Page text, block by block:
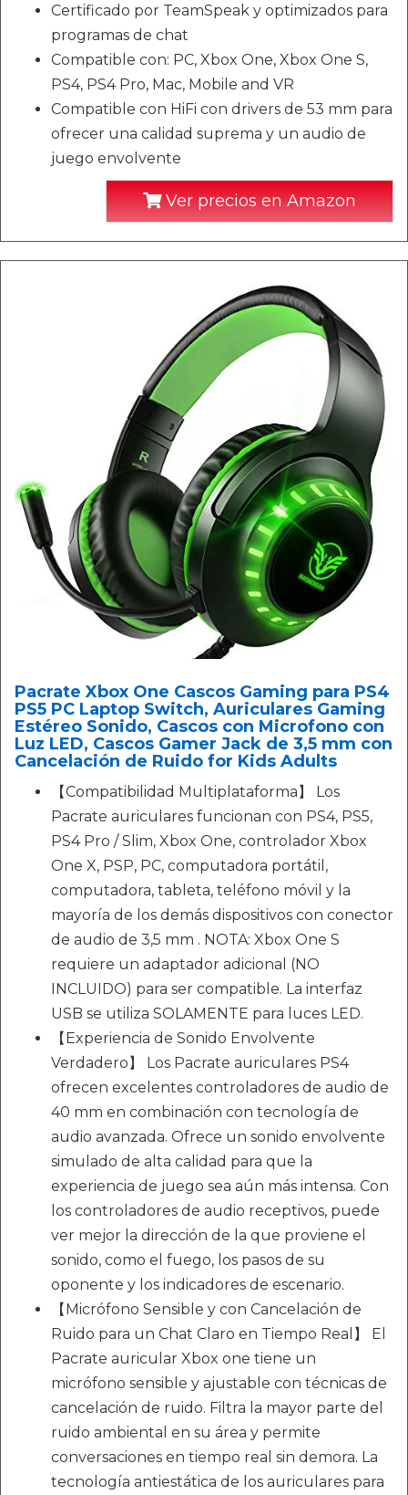
Certificado por TeamSpeak y optimizados para
programas de chat
Compatible con: PC, Xbox One, Xbox One S,
PS4, PS4 Pro, Mac, Mobile and VR
Compatible con HiFi con drivers de 53 mm para
ofrecer una calidad suprema y un audio de
juego envolvente
Ver precios en Amazon
Pacrate Xbox One Cascos Gaming para PS4
PS5 PC Laptop Switch, Auriculares Gaming
Estéreo Sonido, Cascos con Microfono con
Luz LED, Cascos Gamer Jack de 3,5 mm con
Cancelación de Ruido for Kids Adults
【Compatibilidad Multiplataforma】 Los
Pacrate auriculares funcionan con PS4, PS5,
PS4 Pro / Slim, Xbox One, controlador Xbox
One X, PSP, PC, computadora portátil,
computadora, tableta, teléfono móvil y la
mayoría de los demás dispositivos con conector
de audio de 3,5 mm . NOTA: Xbox One S
requiere un adaptador adicional (NO
INCLUIDO) para ser compatible. La interfaz
USB se utiliza SOLAMENTE para luces LED.
【Experiencia de Sonido Envolvente
Verdadero】 Los Pacrate auriculares PS4
ofrecen excelentes controladores de audio de
40 mm en combinación con tecnología de
audio avanzada. Ofrece un sonido envolvente
simulado de alta calidad para que la
experiencia de juego sea aún más intensa. Con
los controladores de audio receptivos, puede
ver mejor la dirección de la que proviene el
sonido, como el fuego, los pasos de su
oponente y los indicadores de escenario.
【Micrófono Sensible y con Cancelación de
Ruido para un Chat Claro en Tiempo Real】 El
Pacrate auricular Xbox one tiene un
micrófono sensible y ajustable con técnicas de
cancelación de ruido. Filtra la mayor parte del
ruido ambiental en su área y permite
conversaciones en tiempo real sin demora. La
tecnología antiestática de los auriculares para